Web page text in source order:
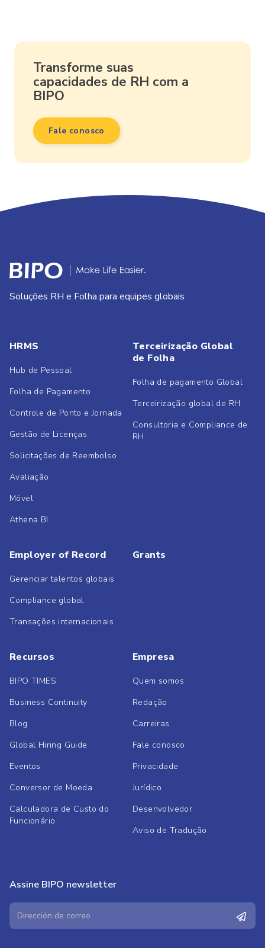
Transforme suas
capacidades de RH com a
BIPO
Fale conosco
Soluções RH e Folha para equipes globais
HRMS
Hub de Pessoal
Folha de Pagamento
Controle de Ponto e Jornada
Gestão de Licenças
Solicitações de Reembolso
Avaliação
Móvel
Athena BI
Terceirização Global
de Folha
Folha de pagamento Global
Terceirização global de RH
Consultoria e Compliance de
RH
Employer of Record
Gerenciar talentos globais
Compliance global
Transações internacionais
Grants
Recursos
BIPO TIMES
Business Continuity
Blog
Global Hiring Guide
Eventos
Conversor de Moeda
Calculadora de Custo do
Funcionário
Empresa
Quem somos
Redação
Carreiras
Fale conosco
Privacidade
Jurídico
Desenvolvedor
Aviso de Tradução
Assine BIPO newsletter